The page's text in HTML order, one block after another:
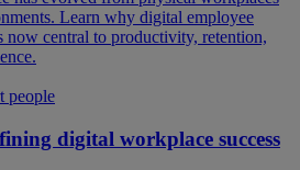
Learn why digital employee
now central to productivity, retention,
people
digital workplace success